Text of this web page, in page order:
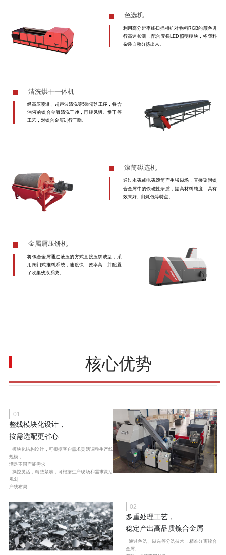
色选机
利用高分辨率线扫描相机对物料RGB的颜色进
行高速检测，配合无损LED照明模块，将塑料
杂质自动分拣出来。
清洗烘干一体机
经高压喷淋、超声波清洗等5道清洗工序，将含
油液的镍合金屑清洗干净，再经风切、烘干等
工艺，对镍合金屑进行干躁。
滚筒磁选机
通过永磁或电磁滚筒产生强磁场，直接吸附镍
合金屑中的铁磁性杂质，提高材料纯度，具有
效果好、能耗低等特点。
金属屑压饼机
将镍合金屑通过液压的方式直接压饼成型，采
用闸门式推料系统，速度快，效率高，并配置
了收集残液系统。
核心优势
01
整线模块化设计，
按需选配更省心
· 模块化结构设计，可根据客户需求灵活调整生产线
规模，
满足不同产能需求
· 操控灵活，精致紧凑，可根据生产现场和需求灵活
规划
产线布局
02
多重处理工艺，
稳定产出高品质镍合金屑
· 通过色选、磁选等分选技术，精准分离镍合
金屑、